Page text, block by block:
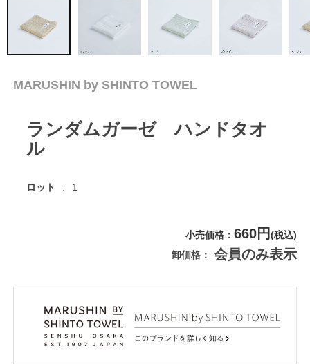
MARUSHIN by SHINTO TOWEL
ランダムガーゼ ハンドタオ
ル
ロット 1
小売価格 660円(税込)
卸価格
会員のみ表示